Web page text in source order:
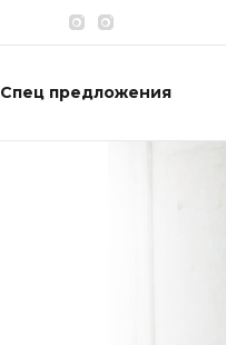
Спец предложения